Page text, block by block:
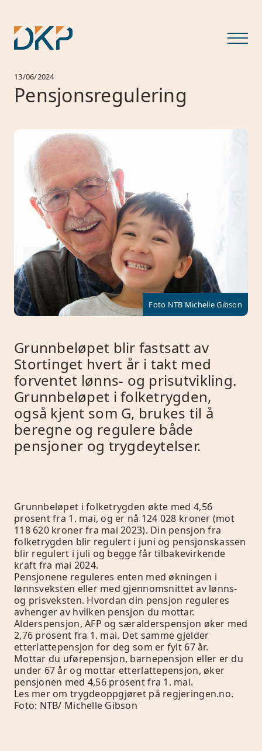
13/06/2024
Pensjonsregulering
Foto NTB Michelle Gibson
Grunnbeløpet blir fastsatt av
Stortinget hvert år i takt med
forventet lønns- og prisutvikling.
Grunnbeløpet i folketrygden,
også kjent som G, brukes til å
beregne og regulere både
pensjoner og trygdeytelser.
Grunnbeløpet i folketrygden økte med 4,56
prosent fra 1. mai, og er nå 124 028 kroner (mot
118 620 kroner fra mai 2023). Din pensjon fra
folketrygden blir regulert i juni og pensjonskassen
blir regulert i juli og begge får tilbakevirkende
kraft fra mai 2024.
Pensjonene reguleres enten med økningen i
lønnsveksten eller med gjennomsnittet av lønns-
og prisveksten. Hvordan din pensjon reguleres
avhenger av hvilken pensjon du mottar.
Alderspensjon, AFP og særalderspensjon øker med
2,76 prosent fra 1. mai. Det samme gjelder
etterlattepensjon for deg som er fylt 67 år.
Mottar du uførepensjon, barnepensjon eller er du
under 67 år og mottar etterlattepensjon, øker
pensjonen med 4,56 prosent fra 1. mai.
Les mer om trygdeoppgjøret på regjeringen.no.
Foto: NTB/ Michelle Gibson